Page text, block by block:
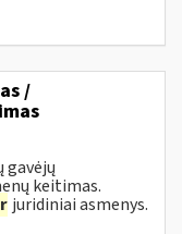
/
gavėjų
keitimas.
juridiniai asmenys.